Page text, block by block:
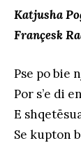
Katjusha
Françesk
Pse po bie
Por s’e di
E
Se kupton